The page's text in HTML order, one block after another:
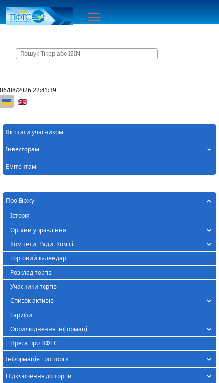
06/08/202622:41:39
Оберіть свою мову
Як стати учасником
Інвесторам
Емітентам
Про Біржу
Історія
Органи управління
Комітети, Ради, Комісії
Торговий календар
Розклад торгів
Учасники торгів
Список активів
Тарифи
Оприлюднення інформації
Преса про ПФТС
Інформація про торги
Підключення до торгів